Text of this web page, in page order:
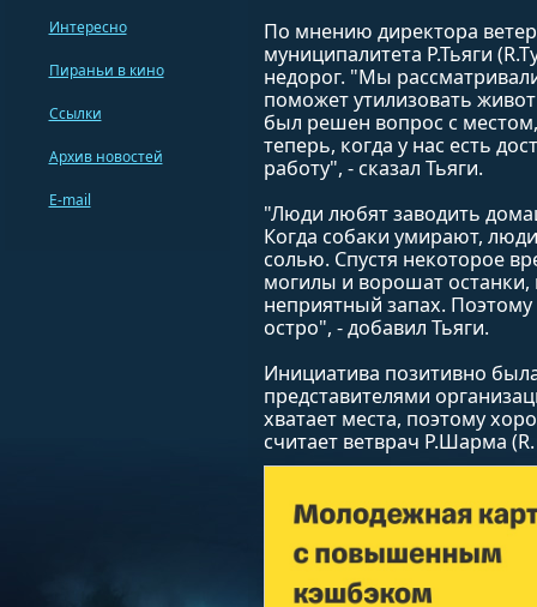
По мнению директора
муниципалитета Р.Тьяги
недорог. "Мы
поможет утилизовать
был решен вопрос с
теперь, когда у нас есть
работу", - сказал Тьяги.
"Люди любят заводить
Когда собаки умирают,
солью. Спустя некоторое
могилы и ворошат останки,
неприятный запах.
остро", - добавил Тьяги.
Инициатива позитивно
представителями
хватает места, поэтому
считает ветврач Р.Шарма
Интересно
Пираньи в кино
Ссылки
Архив новостей
E-mail